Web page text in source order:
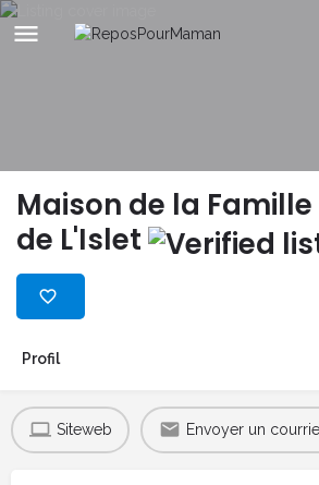
Maison de la Famille
de L'Islet
Profil
Siteweb Envoyer un